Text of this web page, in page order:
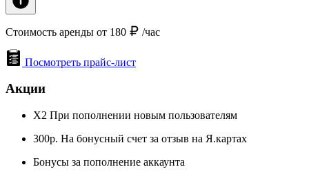
Стоимость аренды от 180 /час
Посмотреть прайс-лист
Акции
X2 При пополнении новым пользователям
300р. На бонусный счет за отзыв на Я.картах
Бонусы за пополнение аккаунта